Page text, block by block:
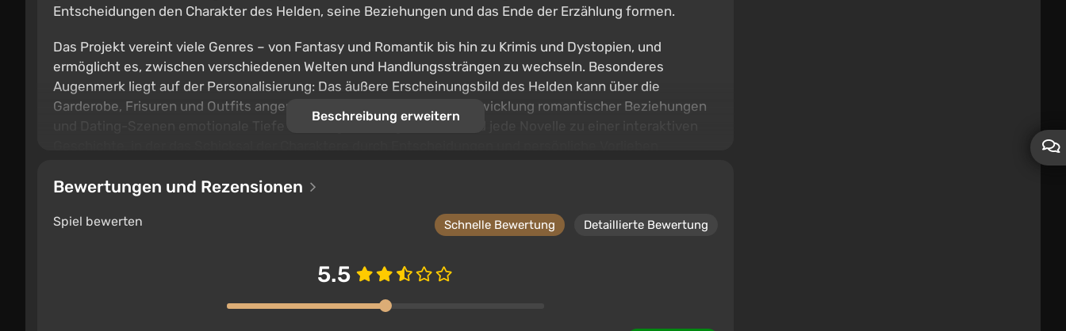
Entscheidungen den Charakter des Helden, seine Beziehungen und das Ende der Erzählung formen.
Das Projekt vereint viele Genres – von Fantasy und Romantik bis hin zu Krimis und Dystopien, und
ermöglicht es, zwischen verschiedenen Welten und Handlungssträngen zu wechseln. Besonderes
Augenmerk liegt auf der Personalisierung: Das äußere Erscheinungsbild des Helden kann über die
Garderobe, Frisuren und Outfits angepasst werden, während die Entwicklung romantischer Beziehungen
und Dating-Szenen emotionale Tiefe hinzufügen. Infolgedessen wird jede Novelle zu einer interaktiven
Beschreibung erweitern
Bewertungen und Rezensionen
Spiel bewerten Schnelle Bewertung Detaillierte Bewertung
5.5